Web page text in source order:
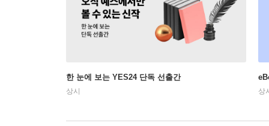
한 눈에 보는 YES24 단독 선출간
상시 상